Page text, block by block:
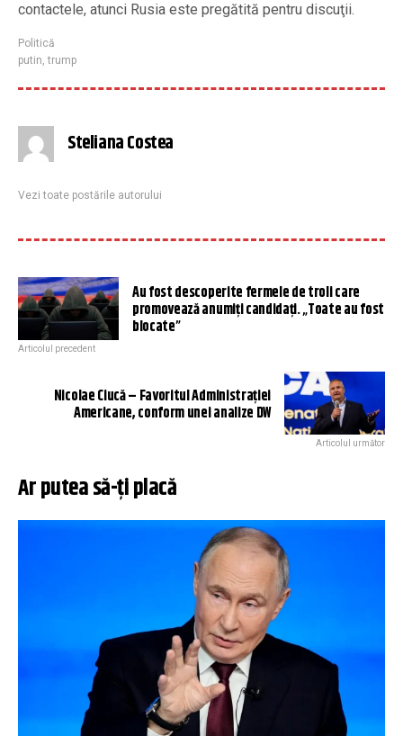
contactele, atunci Rusia este pregătită pentru discuţii.
Politică
putin,trump
Steliana Costea
Vezi toate postările autorului
Au fost descoperite fermele de troli care
promovează anumiți candidați. „Toate au fost
blocate”
Articolul precedent
Nicolae Ciucă – Favoritul Administrației
Americane, conform unei analize DW
Articolul următor
Ar putea să-ți placă